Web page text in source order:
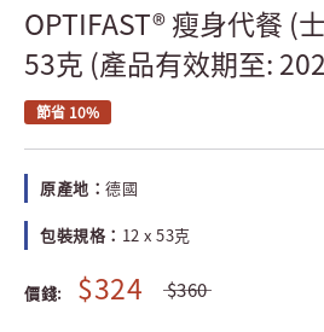
OPTIFAST® 瘦身代餐 (
53克 (產品有效期至:
節省 10%
原產地： 德國
包裝規格： 12 x 53克
價錢: $324 $360